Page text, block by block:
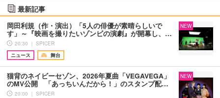
最新記事
岡田利規（作・演出）「5人の俳優が素晴らしいで
す」～『映画を撮りたいゾンビの演劇』が開幕し、…
20:30 ｜ SPICER
ニュース
舞台
NEW
猫背のネイビーセゾン、2026年夏曲「VEGAVEGA」
のMV公開 「あっちいんだから！」のスタンプ配…
20:00 ｜ SPICER
NEW